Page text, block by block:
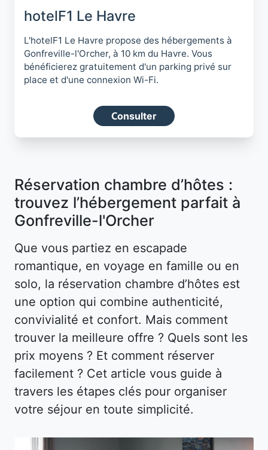
hotelF1 Le Havre
L'hotelF1 Le Havre propose des hébergements à
Gonfreville-l'Orcher, à 10 km du Havre. Vous
bénéficierez gratuitement d'un parking privé sur
place et d'une connexion Wi-Fi.
Consulter
Réservation chambre d’hôtes :
trouvez l’hébergement parfait à
Gonfreville-l'Orcher
Que vous partiez en escapade
romantique, en voyage en famille ou en
solo, la réservation chambre d’hôtes est
une option qui combine authenticité,
convivialité et confort. Mais comment
trouver la meilleure offre ? Quels sont les
prix moyens ? Et comment réserver
facilement ? Cet article vous guide à
travers les étapes clés pour organiser
votre séjour en toute simplicité.